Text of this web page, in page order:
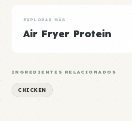
EXPLORAR MÁS
Air Fryer Protein
INGREDIENTES RELACIONADOS
CHICKEN